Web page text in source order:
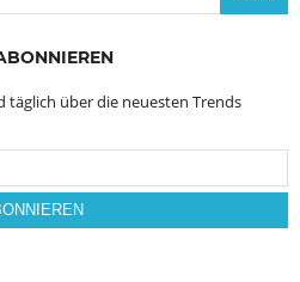
täglich über die neuesten Trends